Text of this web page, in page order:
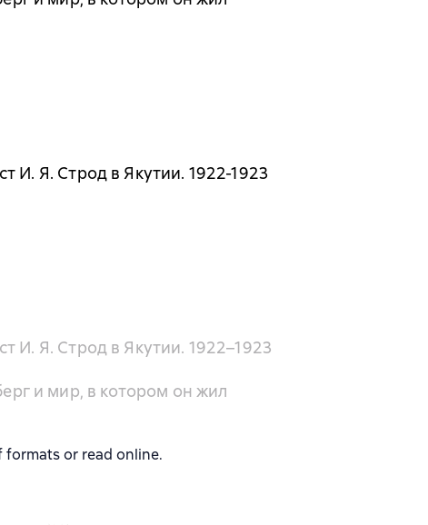
И. Я. Строд в Якутии. 1922-1923
И. Я. Строд в Якутии. 1922–1923
и мир, в котором он жил
or read online.